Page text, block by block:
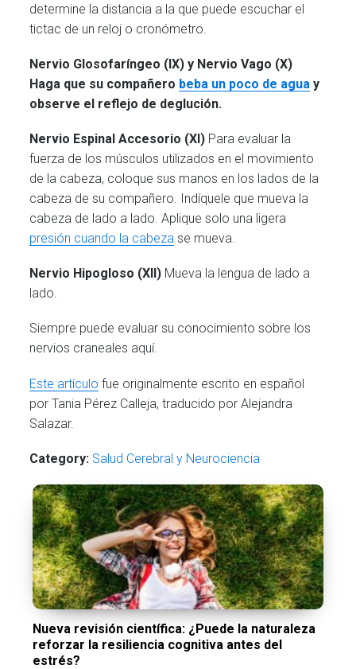
determine la distancia a la que puede escuchar el
tictac de un reloj o cronómetro.
Nervio Glosofaríngeo (IX) y Nervio Vago (X)
Haga que su compañero beba un poco de agua y
observe el reflejo de deglución.
Nervio Espinal Accesorio (XI) Para evaluar la
fuerza de los músculos utilizados en el movimiento
de la cabeza, coloque sus manos en los lados de la
cabeza de su compañero. Indíquele que mueva la
cabeza de lado a lado. Aplique solo una ligera
presión cuando la cabeza se mueva.
Nervio Hipogloso (XII) Mueva la lengua de lado a
lado.
Siempre puede evaluar su conocimiento sobre los
nervios craneales aquí.
Este artículo fue originalmente escrito en español
por Tania Pérez Calleja, traducido por Alejandra
Salazar.
Category: Salud Cerebral y Neurociencia
Nueva revisión científica: ¿Puede la naturaleza
reforzar la resiliencia cognitiva antes del
estrés?